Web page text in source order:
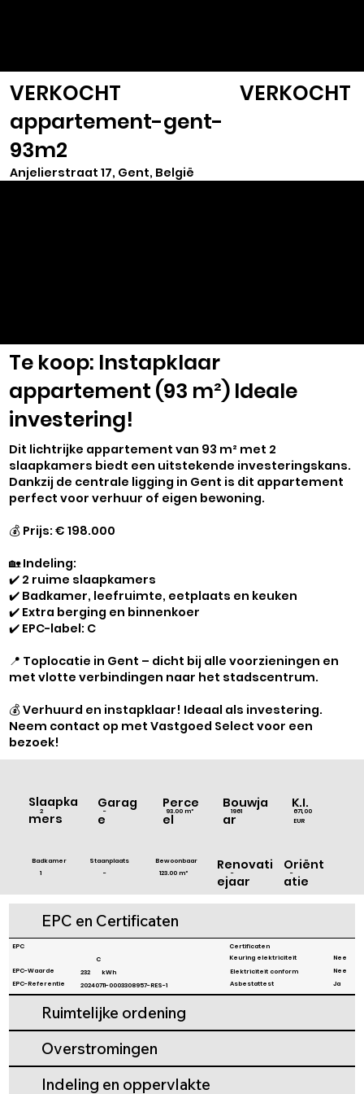
VERKOCHT
VERKOCHT
appartement-gent-
93m2
Anjelierstraat 17, Gent, België
Te koop: Instapklaar
appartement (93 m²) Ideale
investering!
Dit lichtrijke appartement van 93 m² met 2
slaapkamers biedt een uitstekende investeringskans.
Dankzij de centrale ligging in Gent is dit appartement
perfect voor verhuur of eigen bewoning.
💰 Prijs: € 198.000
🏡 Indeling:
✔️ 2 ruime slaapkamers
✔️ Badkamer, leefruimte, eetplaats en keuken
✔️ Extra berging en binnenkoer
✔️ EPC-label: C
📍 Toplocatie in Gent – dicht bij alle voorzieningen en
met vlotte verbindingen naar het stadscentrum.
💰 Verhuurd en instapklaar! Ideaal als investering.
Neem contact op met Vastgoed Select voor een
bezoek!
123.00 m²
Bewoonbaar
93.00 m²
Perce
el
-
Staanplaats
-
Garag
e
1
Badkamer
2
Slaapka
mers
1961
Bouwja
ar
Renovati
ejaar
K.I.
Oriënt
atie
-
671,00
EUR
-
EPC en Certificaten
EPC
C
EPC-Waarde
EPC-Referentie
Keuring elektriciteit
Nee
Elektriciteit conform
Asbestattest
Nee
Ja
232
20240711-0003308957-RES-1
Certificaten
kWh
Ruimtelijke ordening
Overstromingen
Indeling en oppervlakte